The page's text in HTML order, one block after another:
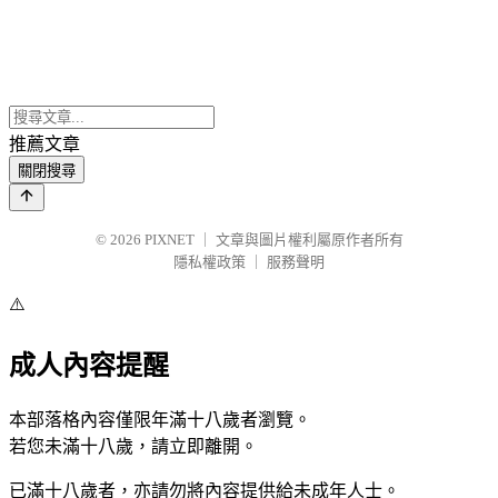
推薦文章
關閉搜尋
© 2026 PIXNET
文章與圖片權利屬原作者所有
隱私權政策
服務聲明
⚠️
成人內容提醒
本部落格內容僅限年滿十八歲者瀏覽。
若您未滿十八歲，請立即離開。
已滿十八歲者，亦請勿將內容提供給未成年人士。